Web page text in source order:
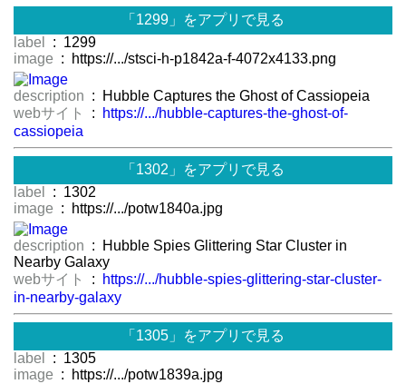
「1299」をアプリで見る
label
: 1299
image : https://.../stsci-h-p1842a-f-4072x4133.png
description : Hubble Captures the Ghost of Cassiopeia
webサイト
:
https://.../hubble-captures-the-ghost-of-
cassiopeia
「1302」をアプリで見る
label
: 1302
image : https://.../potw1840a.jpg
description : Hubble Spies Glittering Star Cluster in
Nearby Galaxy
webサイト
:
https://.../hubble-spies-glittering-star-cluster-
in-nearby-galaxy
「1305」をアプリで見る
label
: 1305
image : https://.../potw1839a.jpg